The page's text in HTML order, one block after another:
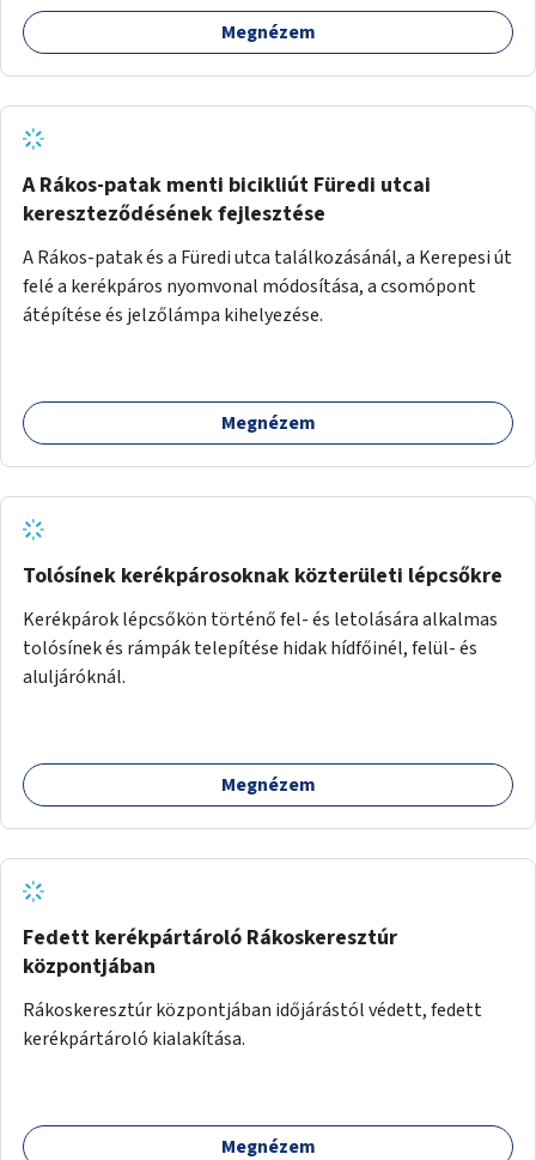
Megnézem
A Rákos-patak menti bicikliút Füredi utcai
kereszteződésének fejlesztése
A Rákos-patak és a Füredi utca találkozásánál, a Kerepesi út
felé a kerékpáros nyomvonal módosítása, a csomópont
átépítése és jelzőlámpa kihelyezése.
Megnézem
Tolósínek kerékpárosoknak közterületi lépcsőkre
Kerékpárok lépcsőkön történő fel- és letolására alkalmas
tolósínek és rámpák telepítése hidak hídfőinél, felül- és
aluljáróknál.
Megnézem
Fedett kerékpártároló Rákoskeresztúr
központjában
Rákoskeresztúr központjában időjárástól védett, fedett
kerékpártároló kialakítása.
Megnézem